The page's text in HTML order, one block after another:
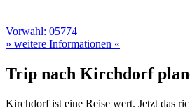
Vorwahl: 05774
» weitere Informationen «
Trip nach Kirchdorf
Kirchdorf ist eine Reise wert. Jetzt das